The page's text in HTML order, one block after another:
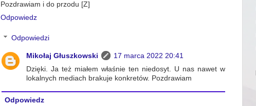
Pozdrawiam i do przodu [Z]
Odpowiedz
Odpowiedzi
Mikołaj Głuszkowski
17 marca 2022 20:41
Dzięki. Ja też miałem właśnie ten niedosyt. U nas nawet w
lokalnych mediach brakuje konkretów. Pozdrawiam
Odpowiedz